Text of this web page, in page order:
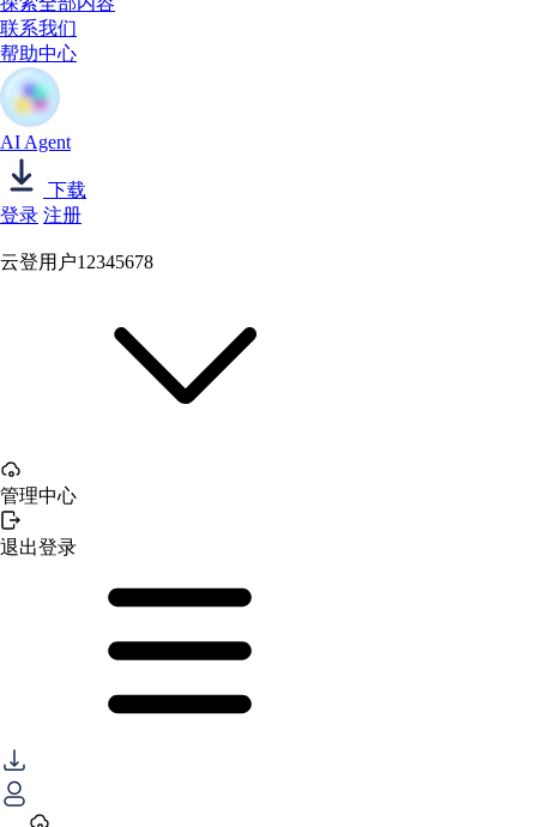
联系我们
帮助中心
AI Agent
下载
登录 注册
云登用户12345678
管理中心
退出登录